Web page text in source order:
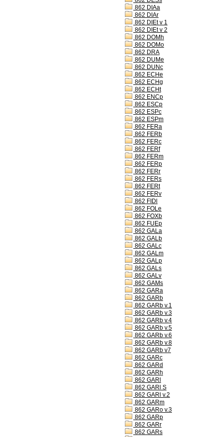
862 DIAa
862 DIAr
862 DIEt v 1
862 DIEt v 2
862 DOMh
862 DOMo
862 DRA
862 DUMe
862 DUNc
862 ECHe
862 ECHg
862 ECHt
862 ENCp
862 ESCp
862 ESPc
862 ESPm
862 FERa
862 FERb
862 FERc
862 FERf
862 FERm
862 FERp
862 FERr
862 FERs
862 FERt
862 FERv
862 FIDl
862 FOLe
862 FOXb
862 FUEp
862 GALa
862 GALb
862 GALc
862 GALm
862 GALp
862 GALs
862 GALv
862 GAMs
862 GARa
862 GARb
862 GARb v.1
862 GARb v.3
862 GARb v.4
862 GARb v.5
862 GARb v.6
862 GARb v.8
862 GARb v7
862 GARc
862 GARd
862 GARh
862 GARl
862 GARl S
862 GARl v.2
862 GARm
862 GARo v.3
862 GARp
862 GARr
862 GARs